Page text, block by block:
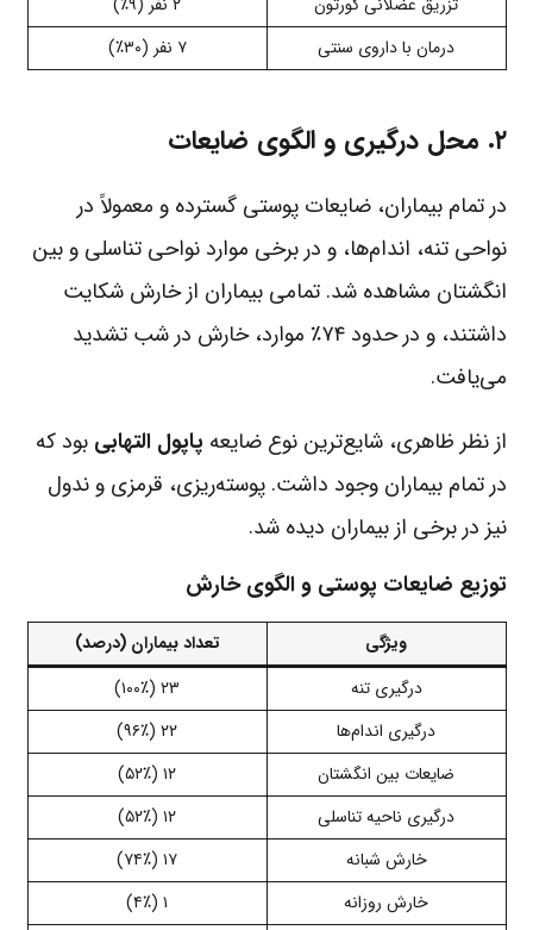
درمان با داروی سنتی
۷ نفر (۳۰٪)
۲. محل درگیری و الگوی ضایعات
در تمام بیماران، ضایعات پوستی گسترده و معمولاً در
نواحی تنه، اندام‌ها، و در برخی موارد نواحی تناسلی و بین
انگشتان مشاهده شد. تمامی بیماران از خارش شکایت
داشتند، و در حدود ۷۴٪ موارد، خارش در شب تشدید
می‌یافت.
از نظر ظاهری، شایع‌ترین نوع ضایعه پاپول التهابی بود که
در تمام بیماران وجود داشت. پوسته‌ریزی، قرمزی و ندول
نیز در برخی از بیماران دیده شد.
توزیع ضایعات پوستی و الگوی خارش
ویژگی
تعداد بیماران (درصد)
درگیری تنه
۲۳ (۱۰۰٪)
درگیری اندام‌ها
۲۲ (۹۶٪)
ضایعات بین انگشتان
۱۲ (۵۲٪)
درگیری ناحیه تناسلی
۱۲ (۵۲٪)
خارش شبانه
۱۷ (۷۴٪)
خارش روزانه
۱ (۴٪)